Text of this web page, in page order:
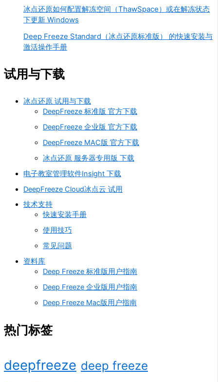
冰点还原如何配置解冻空间（ThawSpace）或在解冻状态
下更新 Windows
Deep Freeze Standard（冰点还原标准版） 的快速安装与
激活操作手册
试用与下载
冰点还原 试用与下载
DeepFreeze 标准版 官方下载
DeepFreeze 企业版 官方下载
DeepFreeze MAC版 官方下载
冰点还原 服务器专用版 下载
电子教室管理软件Insight 下载
DeepFreeze Cloud冰点云 试用
技术支持
快速安装手册
使用技巧
常见问题
资料库
Deep Freeze 标准版用户指南
Deep Freeze 企业版用户指南
Deep Freeze Mac版用户指南
热门标签
deepfreeze deep freeze